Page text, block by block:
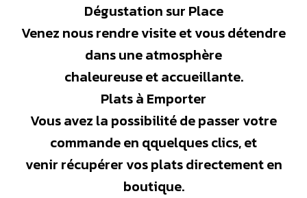
Dégustation sur Place
Venez nous rendre visite et vous détendre
dans une atmosphère
chaleureuse et accueillante.
Plats à Emporter
Vous avez la possibilité de passer votre
commande en qquelques clics, et
venir récupérer vos plats directement en
boutique.